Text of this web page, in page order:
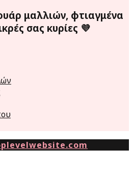
μαλλιών, φτιαγμένα
σας κυρίες 💜